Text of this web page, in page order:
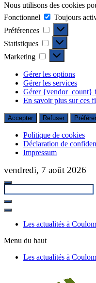
Nous utilisons des cookies
Fonctionnel
Fonctionnel
Toujours
Préférences
Préférences
Statistiques Statistiques
Marketing Marketing
Gérer les options
Gérer les services
Gérer {vendor_count}
En savoir plus sur ces
Accepter Refuser
Politique de cookies
Déclaration de
Impressum
Passer
contenu
principal
vendredi, 7 août 2026
Fermer
rechercheLes actualités à
Menu du haut
Les actualités à